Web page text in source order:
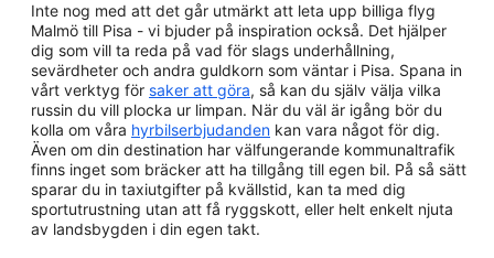
Inte nog med att det går utmärkt att leta upp billiga flyg
Malmö till Pisa - vi bjuder på inspiration också. Det hjälper
dig som vill ta reda på vad för slags underhållning,
sevärdheter och andra guldkorn som väntar i Pisa. Spana in
vårt verktyg för saker att göra, så kan du själv välja vilka
russin du vill plocka ur limpan. När du väl är igång bör du
kolla om våra hyrbilserbjudanden kan vara något för dig.
Även om din destination har välfungerande kommunaltrafik
finns inget som bräcker att ha tillgång till egen bil. På så sätt
sparar du in taxiutgifter på kvällstid, kan ta med dig
sportutrustning utan att få ryggskott, eller helt enkelt njuta
av landsbygden i din egen takt.